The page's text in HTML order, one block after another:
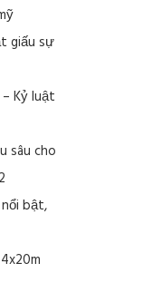
giấu sự
Kỷ luật
sâu cho
bật,